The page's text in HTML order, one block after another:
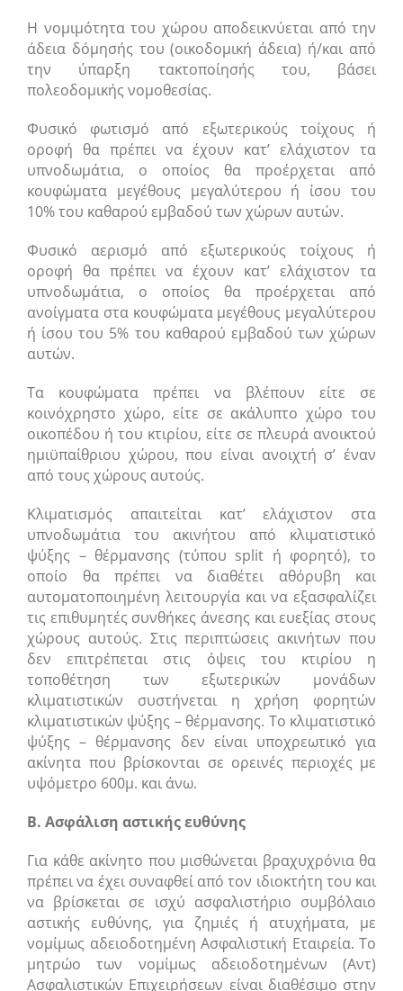
Η νομιμότητα του χώρου αποδεικνύεται από την
άδεια δόμησής του (οικοδομική άδεια) ή/και από
την ύπαρξη τακτοποίησής του, βάσει
πολεοδομικής νομοθεσίας.
Φυσικό φωτισμό από εξωτερικούς τοίχους ή
οροφή θα πρέπει να έχουν κατ’ ελάχιστον τα
υπνοδωμάτια, ο οποίος θα προέρχεται από
κουφώματα μεγέθους μεγαλύτερου ή ίσου του
10% του καθαρού εμβαδού των χώρων αυτών.
Φυσικό αερισμό από εξωτερικούς τοίχους ή
οροφή θα πρέπει να έχουν κατ’ ελάχιστον τα
υπνοδωμάτια, ο οποίος θα προέρχεται από
ανοίγματα στα κουφώματα μεγέθους μεγαλύτερου
ή ίσου του 5% του καθαρού εμβαδού των χώρων
αυτών.
Τα κουφώματα πρέπει να βλέπουν είτε σε
κοινόχρηστο χώρο, είτε σε ακάλυπτο χώρο του
οικοπέδου ή του κτιρίου, είτε σε πλευρά ανοικτού
ημιϋπαίθριου χώρου, που είναι ανοιχτή σ’ έναν
από τους χώρους αυτούς.
Κλιματισμός απαιτείται κατ’ ελάχιστον στα
υπνοδωμάτια του ακινήτου από κλιματιστικό
ψύξης – θέρμανσης (τύπου split ή φορητό), το
οποίο θα πρέπει να διαθέτει αθόρυβη και
αυτοματοποιημένη λειτουργία και να εξασφαλίζει
τις επιθυμητές συνθήκες άνεσης και ευεξίας στους
χώρους αυτούς. Στις περιπτώσεις ακινήτων που
δεν επιτρέπεται στις όψεις του κτιρίου η
τοποθέτηση των εξωτερικών μονάδων
κλιματιστικών συστήνεται η χρήση φορητών
κλιματιστικών ψύξης – θέρμανσης. Το κλιματιστικό
ψύξης – θέρμανσης δεν είναι υποχρεωτικό για
ακίνητα που βρίσκονται σε ορεινές περιοχές με
υψόμετρο 600μ. και άνω.
Β. Ασφάλιση αστικής ευθύνης
Για κάθε ακίνητο που μισθώνεται βραχυχρόνια θα
πρέπει να έχει συναφθεί από τον ιδιοκτήτη του και
να βρίσκεται σε ισχύ ασφαλιστήριο συμβόλαιο
αστικής ευθύνης, για ζημιές ή ατυχήματα, με
νομίμως αδειοδοτημένη Ασφαλιστική Εταιρεία. Το
μητρώο των νομίμως αδειοδοτημένων (Αντ)
Ασφαλιστικών Επιχειρήσεων είναι διαθέσιμο στην